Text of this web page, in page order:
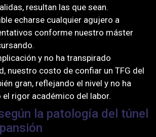
resultan las que sean.
echarse cualquier agujero a
conforme nuestro máster
y no ha transpirado
nuestro costo de confiar un TFG del
gran, reflejando el nivel y no ha
rigor académico del labor.
la patologí­a del túnel